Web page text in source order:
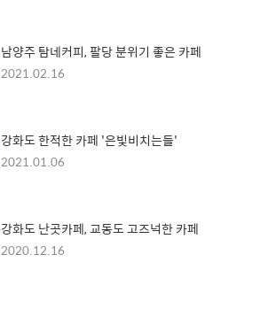
남양주 탐네커피, 팔당 분위기 좋은 카페
2021.02.16
강화도 한적한 카페 '은빛비치는들'
2021.01.06
강화도 난곳카페, 교동도 고즈넉한 카페
2020.12.16